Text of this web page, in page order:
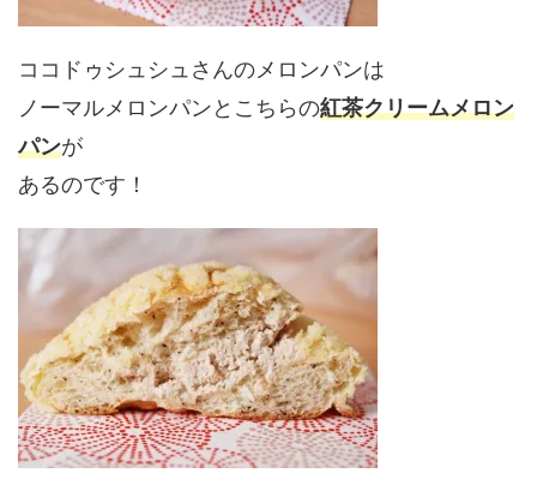
ココドゥシュシュさんのメロンパンは
ノーマルメロンパンとこちらの紅茶クリームメロン
パンが
あるのです！